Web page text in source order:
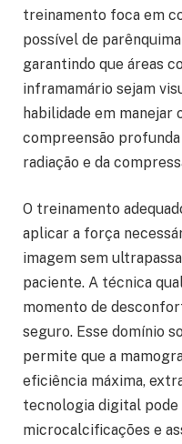
treinamento foca em
possível de
garantindo que áreas
inframamário sejam
habilidade em
compreensão
radiação e da
O treinamento
aplicar a força
imagem sem
paciente. A técnica
momento de
seguro. Esse domínio
permite que a
eficiência máxima,
tecnologia digital
microcalcificações e